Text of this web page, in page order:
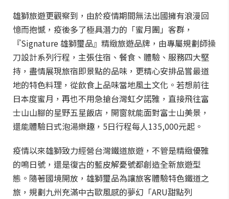
雄獅旅遊更觀察到，由於疫情期間無法出國擁有浪漫回
憶而抱憾，疫後多了極具潛力的「蜜月團」客群，
『Signature 雄獅璽品』精緻旅遊品牌，由專屬規劃師操
刀設計系列行程，主張住宿、餐食、體驗、服務四大堅
持，盡情展現旅宿即景點的品味，更精心安排品嘗最道
地的特色料理，從飲食上品味當地風土文化。若想前往
日本度蜜月，再也不用急搶台灣虹夕諾雅，直接飛往富
士山山腳的星野五星飯店，開窗就能面對富士山美景，
還能體驗日式泡湯樂趣，5日行程每人135,000元起。
疫情以來雄獅致力經營台灣鐵道旅遊，不管是精緻優雅
的鳴日號，還是復古的藍皮解憂號都創造全新旅遊型
態。隨著國境開放，雄獅璽品為讓旅客體驗特色鐵道之
旅，規劃九州充滿中古歐風感的夢幻「ARU甜點列